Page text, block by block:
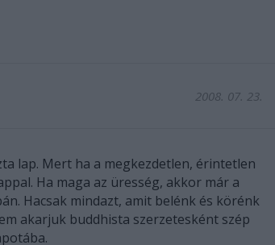
2008. 07. 23.
lap. Mert ha a megkezdetlen, érintetlen
Ha maga az üresség, akkor már a
Hacsak mindazt, amit belénk és körénk
akarjuk buddhista szerzetesként szép